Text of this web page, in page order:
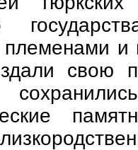
племенами
свою